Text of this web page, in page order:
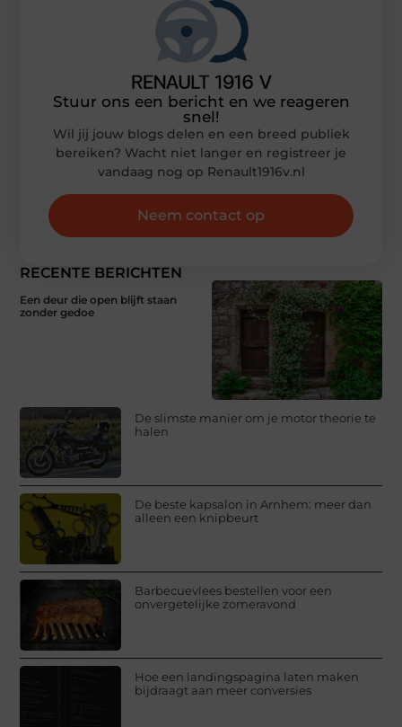
RECENTE BERICHTEN
Een deur die open blijft staan
zonder gedoe
De slimste manier om je motor theorie te
halen
De beste kapsalon in Arnhem: meer dan
alleen een knipbeurt
Barbecuevlees bestellen voor een
onvergetelijke zomeravond
Hoe een landingspagina laten maken
bijdraagt aan meer conversies
Stuur ons een bericht en we reageren
snel!
Wil jij jouw blogs delen en een breed publiek
bereiken? Wacht niet langer en registreer je
vandaag nog op Renault1916v.nl
Neem contact op